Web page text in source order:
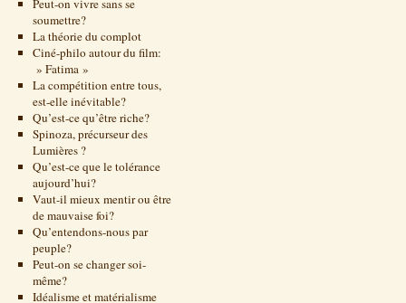
Peut-on vivre sans se
soumettre?
La théorie du complot
Ciné-philo autour du film:
» Fatima »
La compétition entre tous,
est-elle inévitable?
Qu’est-ce qu’être riche?
Spinoza, précurseur des
Lumières ?
Qu’est-ce que le tolérance
aujourd’hui?
Vaut-il mieux mentir ou être
de mauvaise foi?
Qu’entendons-nous par
peuple?
Peut-on se changer soi-
même?
Idéalisme et matérialisme